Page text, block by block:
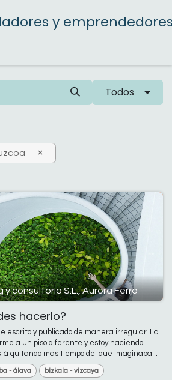
y
Todos
×
consultoría S.L., Aurora Ferro
hacerlo?
escrito y publicado de manera irregular. La
a un piso diferente y estoy haciendo
quitando más tiempo del que imaginaba...
- álava bizkaia - vizcaya